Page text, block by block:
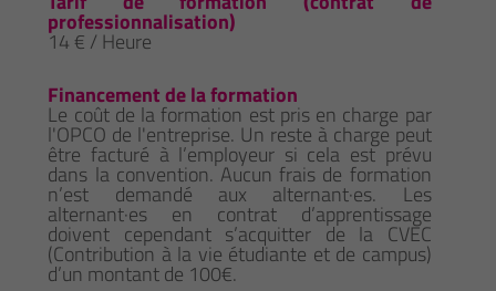
professionnalisation)
14 € / Heure
Financement de la formation
Le coût de la formation est pris en charge par
l'OPCO de l'entreprise. Un reste à charge peut
être facturé à l’employeur si cela est prévu
dans la convention. Aucun frais de formation
n’est demandé aux alternant·es. Les
alternant·es en contrat d’apprentissage
doivent cependant s’acquitter de la CVEC
(Contribution à la vie étudiante et de campus)
d’un montant de 100€.